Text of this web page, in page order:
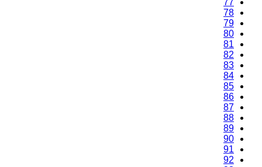
77
78
79
80
81
82
83
84
85
86
87
88
89
90
91
92